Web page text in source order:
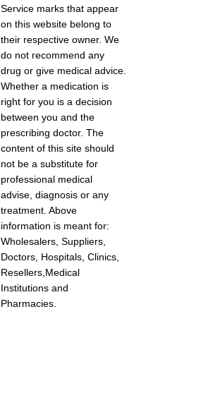
Service marks that appear
on this website belong to
their respective owner. We
do not recommend any
drug or give medical advice.
Whether a medication is
right for you is a decision
between you and the
prescribing doctor. The
content of this site should
not be a substitute for
professional medical
advise, diagnosis or any
treatment. Above
information is meant for:
Wholesalers, Suppliers,
Doctors, Hospitals, Clinics,
Resellers,Medical
Institutions and
Pharmacies.